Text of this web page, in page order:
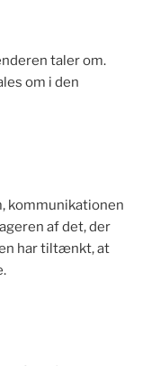
taler om.
om i den
kommunikationen
af det, der
har tiltænkt, at